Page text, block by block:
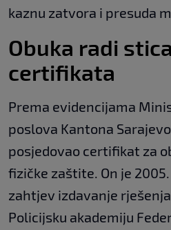
kaznu zatvora i presuda
Obuka radi
certifikata
Prema evidencijama
poslova Kantona
posjedovao certifikat za
fizičke zaštite. On je
zahtjev izdavanje
Policijsku akademiju